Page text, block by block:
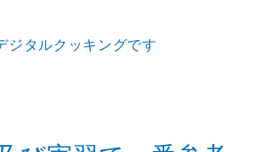
ジタルクッキングです